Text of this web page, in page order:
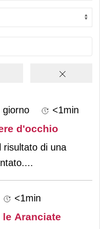
giorno <1min
d'occhio
risultato di una
...
<1min
Aranciate